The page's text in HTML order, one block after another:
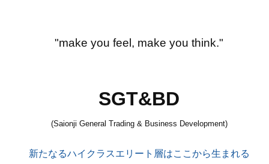
"make you feel, make you think."
SGT&BD
(Saionji General Trading & Business Development)
新たなるハイクラスエリート層はここから生まれる